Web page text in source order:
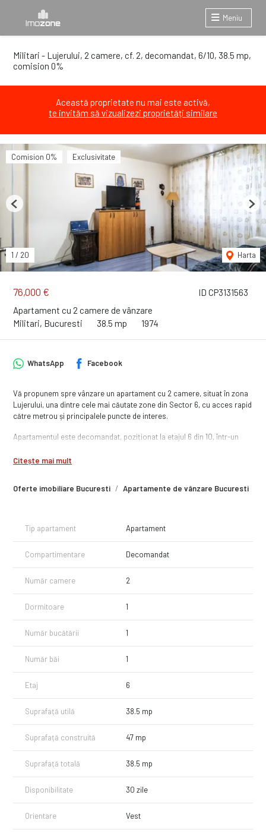
Meniu
Militari - Lujerului, 2 camere, cf. 2, decomandat, 6/10, 38.5 mp,
comision 0%
Această proprietate nu mai este activă,
te invităm să vizualizezi proprietăți similare
ID CP3131563
76,000 €
Apartament cu 2 camere de vânzare
Militari, Bucuresti
38.5 mp 1974
Comision 0% Exclusivitate
1 / 20 Harta
Previous Next
Oferte imobiliare Bucuresti Apartamente de vânzare Bucuresti
WhatsApp Facebook
Vă propunem spre vânzare un apartament cu 2 camere, situat în zona
Lujerului, una dintre cele mai căutate zone din Sector 6, cu acces rapid
către metrou și principalele puncte de interes.
Apartamentul este decomandat, poziționat la etajul 6 din 10, într-un
orientare vest.
centre comerciale, supermarketuri, școli, farmacii
Zonă excelentă
Etaj intermediar
Ideal pentru locuire sau investiție
Comision 0% pentru cumpărător
Vă aștept cu drag la colaborare sau vânzare.
Citește mai mult
Tip apartament Apartament
Compartimentare Decomandat
Număr camere 2
Dormitoare 1
Număr bucătării 1
Număr băi 1
Etaj 6
Suprafață utilă 38.5 mp
Suprafață construită 47 mp
Suprafață totală 38.5 mp
Disponibilitate 30 zile
Orientare Vest